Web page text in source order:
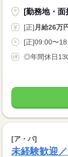
[勤務地・
[正] 月給26万
[正]09:00〜
[ア・パ]
未経験歓迎